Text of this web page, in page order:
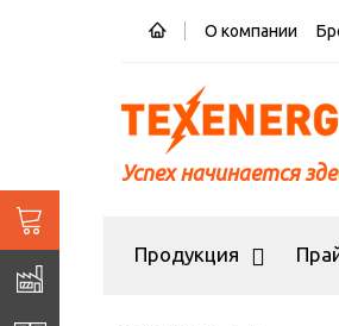
О компании
Успех начинается
Продукция